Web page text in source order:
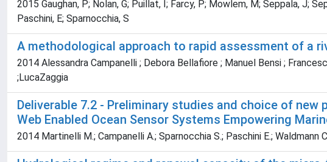
2015 Gaughan, P; Nolan, G; Puillat, I; Farcy, P; Mowlem, M; Seppala, J;
Paschini, E; Sparnocchia, S
A methodological approach to rapid assessment of a
2014 Alessandra Campanelli ; Debora Bellafiore ; Manuel Bensi ;
;LucaZaggia
Deliverable 7.2 - Preliminary studies and choice of
Web Enabled Ocean Sensor Systems Empowering
2014 Martinelli M.; Campanelli A.; Sparnocchia S.; Paschini E.; Waldmann